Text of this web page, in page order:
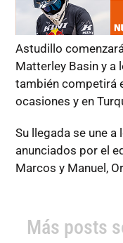
Astudillo
Matterley Basin y a
también competirá
ocasiones y en
Su llegada se une
anunciados por el
Marcos y Manuel,
Más posts